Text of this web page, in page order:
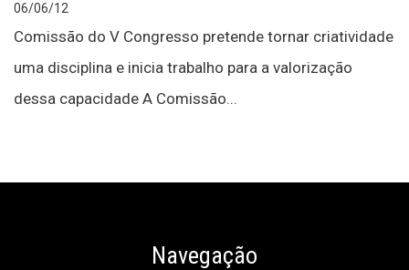
06/06/12
Comissão do V Congresso pretende tornar criatividade
uma disciplina e inicia trabalho para a valorização
dessa capacidade A Comissão...
Navegação